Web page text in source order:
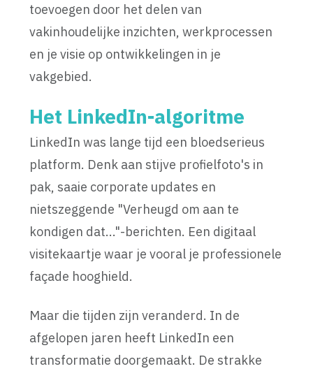
toevoegen door het delen van
vakinhoudelijke inzichten, werkprocessen
en je visie op ontwikkelingen in je
vakgebied.
Het LinkedIn-algoritme
LinkedIn was lange tijd een bloedserieus
platform. Denk aan stijve profielfoto's in
pak, saaie corporate updates en
nietszeggende "Verheugd om aan te
kondigen dat..."-berichten. Een digitaal
visitekaartje waar je vooral je professionele
façade hooghield.
Maar die tijden zijn veranderd. In de
afgelopen jaren heeft LinkedIn een
transformatie doorgemaakt. De strakke